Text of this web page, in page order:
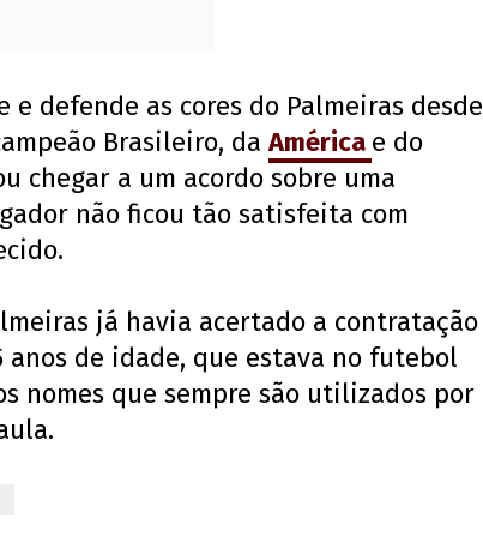
e defende as cores do Palmeiras desde
Brasileiro, daAmérica e do
chegar a um acordo sobre uma
não ficou tão satisfeita com
já havia acertado a contratação
anos de idade, que estava no futebol
nomes que sempre são utilizados por